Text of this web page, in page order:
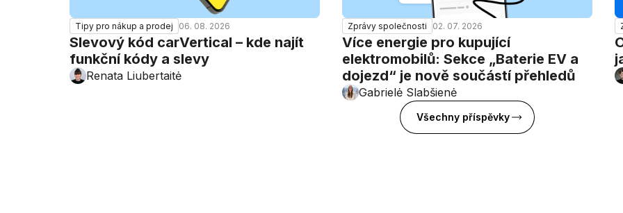
Tipy pro nákup a prodej 06. 08. 2026
Slevový kód carVertical – kde najít
funkční kódy a slevy
Renata Liubertaitė
Zprávy společnosti 02. 07. 2026
Více energie pro kupující
elektromobilů: Sekce „Baterie EV a
dojezd“ je nově součástí přehledů
Gabrielė Slabšienė
Všechny příspěvky